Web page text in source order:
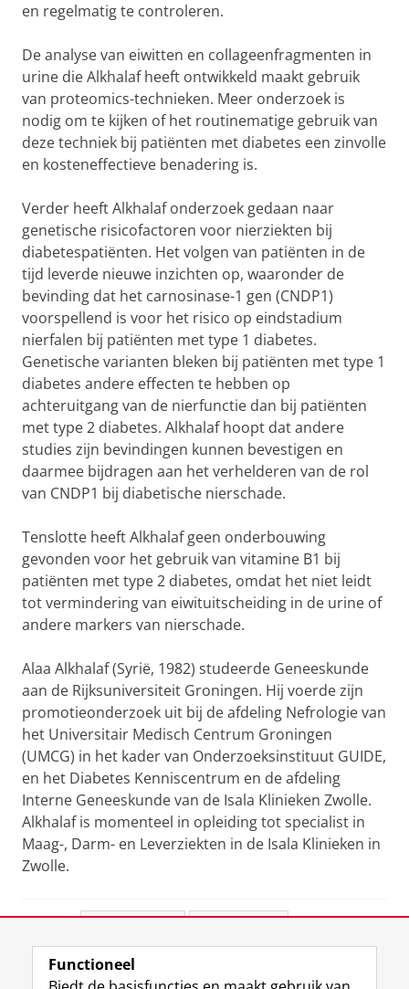
en regelmatig te controleren.
De analyse van eiwitten en collageenfragmenten in
urine die Alkhalaf heeft ontwikkeld maakt gebruik
van proteomics-technieken. Meer onderzoek is
nodig om te kijken of het routinematige gebruik van
deze techniek bij patiënten met diabetes een zinvolle
en kosteneffectieve benadering is.
Verder heeft Alkhalaf onderzoek gedaan naar
genetische risicofactoren voor nierziekten bij
diabetespatiënten. Het volgen van patiënten in de
tijd leverde nieuwe inzichten op, waaronder de
bevinding dat het carnosinase-1 gen (CNDP1)
voorspellend is voor het risico op eindstadium
nierfalen bij patiënten met type 1 diabetes.
Genetische varianten bleken bij patiënten met type 1
diabetes andere effecten te hebben op
achteruitgang van de nierfunctie dan bij patiënten
met type 2 diabetes. Alkhalaf hoopt dat andere
studies zijn bevindingen kunnen bevestigen en
daarmee bijdragen aan het verhelderen van de rol
van CNDP1 bij diabetische nierschade.
Tenslotte heeft Alkhalaf geen onderbouwing
gevonden voor het gebruik van vitamine B1 bij
patiënten met type 2 diabetes, omdat het niet leidt
tot vermindering van eiwituitscheiding in de urine of
andere markers van nierschade.
Alaa Alkhalaf (Syrië, 1982) studeerde Geneeskunde
aan de Rijksuniversiteit Groningen. Hij voerde zijn
promotieonderzoek uit bij de afdeling Nefrologie van
het Universitair Medisch Centrum Groningen
(UMCG) in het kader van Onderzoeksinstituut GUIDE,
en het Diabetes Kenniscentrum en de afdeling
Interne Geneeskunde van de Isala Klinieken Zwolle.
Alkhalaf is momenteel in opleiding tot specialist in
Maag-, Darm- en Leverziekten in de Isala Klinieken in
Zwolle.
View this page in:English
Functioneel